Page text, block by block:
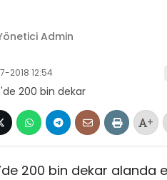
Admin
2018 12:54
+
200 bin dekar alanda